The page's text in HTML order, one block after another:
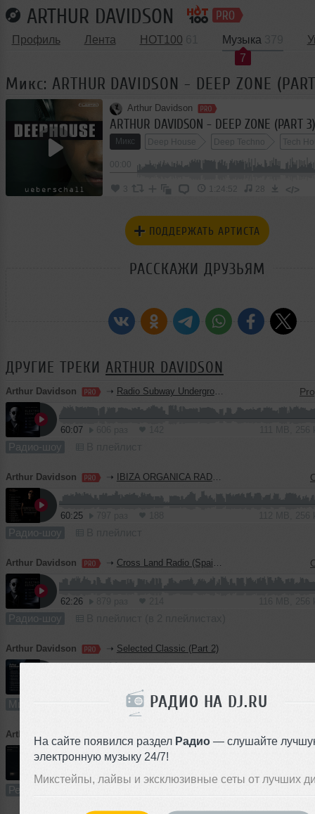
РАДИО НА DJ.RU
На сайте появился раздел Радио — слушайте
электронную музыку 24/7!
Микстейпы, лайвы и эксклюзивные сеты от лучших
ARTHUR DAVIDSON
Профиль Лента HOT100
Музыка
7
Микс: ARTHUR DAVIDSON - DEEP ZONE
Arthur Davidson
ARTHUR DAVIDSON - DEEP ZONE (PART 3)
Микс Deep House Deep Techno Tech
3 1:24:52 28 </>
ПОДДЕРЖАТЬ АРТИСТА
РАССКАЖИ ДРУЗЬЯМ
ДРУГИЕ ТРЕКИ ARTHUR DAVIDSON
Arthur Davidson ➝ Radio Subway Underground (Italy) Part 8
60:07
Радио-шоу
Arthur Davidson ➝ IBIZA ORGANICA RADIO (GUEST MIX)
60:25
Радио-шоу
Arthur Davidson ➝ Cross Land Radio (Spain) 10 (Exclusive Edition)
62:26
Радио-шоу
Arthur Davidson ➝ Selected Classic (Part 2)
Микс
Arthur Davidson Cigarettes After Sex – Apocalypse (Arthur Davidson, Adonis Harisov Unofficial Remix)
5:58 853 раза
Ремикс